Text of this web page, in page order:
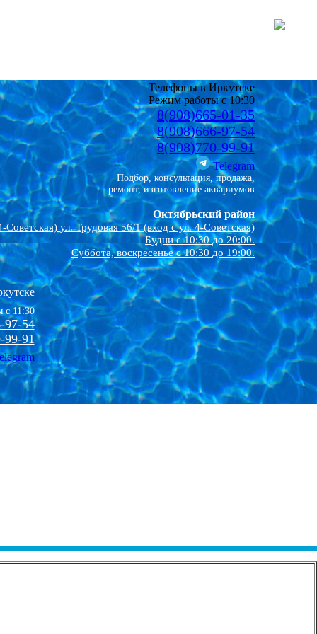
Телефоны в Иркутске
Режим работы с 10:30
8(908)665-01-35
8(908)666-97-54
8(908)770-99-91
Telegram
Подбор, консультация, продажа,
ремонт, изготовление аквариумов
Октябрьский район
Советская) ул. Трудовая 56/1 (вход с ул. 4-Советская)
Будни с 10:30 до 20:00.
Суббота, воскресенье с 10:30 до 19:00.
с 11:30
97-54
99-91